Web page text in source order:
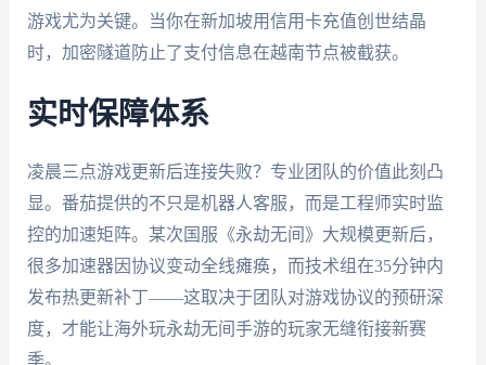
游戏尤为关键。当你在新加坡用信用卡充值创世结晶
时，加密隧道防止了支付信息在越南节点被截获。
实时保障体系
凌晨三点游戏更新后连接失败？专业团队的价值此刻凸
显。番茄提供的不只是机器人客服，而是工程师实时监
控的加速矩阵。某次国服《永劫无间》大规模更新后，
很多加速器因协议变动全线瘫痪，而技术组在35分钟内
发布热更新补丁——这取决于团队对游戏协议的预研深
度，才能让海外玩永劫无间手游的玩家无缝衔接新赛
季。